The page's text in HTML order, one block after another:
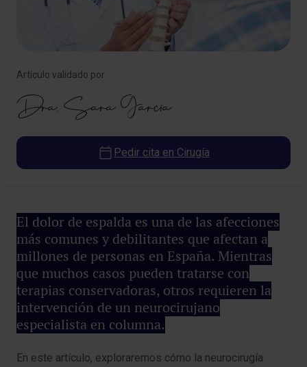
El dolor de espalda es una de las afecciones
más comunes y debilitantes que afectan a
millones de personas en España. Mientras
que muchos casos pueden tratarse con
terapias conservadoras, otros requieren la
intervención de un neurocirujano
especialista en columna.
En este artículo, exploraremos cómo la neurocirugía
Artículo validado por
Dra. Sara García
Pedir cita en Cirugía